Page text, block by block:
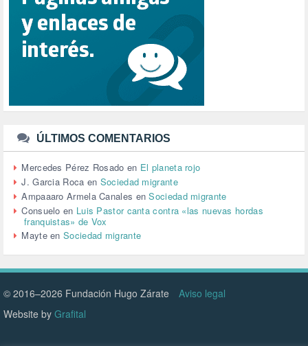
REPUBLICA (1)
SALUD (108)
SENSIBILIZACIÓN (576)
SINDICATOS (12)
TTIP (6)
URBANISMO (1)
URBANIZACIÓN (1)
VEJEZ (1)
VENEZUELA (3)
VENEZULA (1)
VIAJES (1)
VIOLENCIA (2)
VIOLENCIA DE GÉNERO (223)
VIVIENDA (9)
VOLODIMIR ZELENSKY (1)
ÚLTIMOS COMENTARIOS
Mercedes Pérez Rosado en El planeta rojo
J. Garcia Roca en Sociedad migrante
Ampaaaro Armela Canales enSociedad migrante
Consuelo en Luis Pastor canta contra «las nuevas hordas
franquistas» de Vox
MayteenSociedad migrante
© 2016–2026 Fundación Hugo Zárate
Aviso legal
Website by Grafital